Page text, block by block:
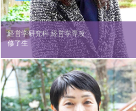
経営学研究科 経営学専攻
修了生